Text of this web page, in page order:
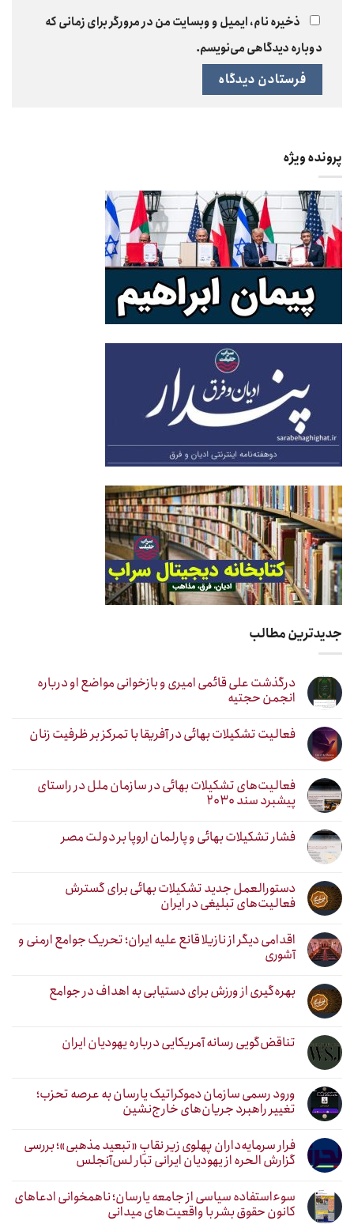
ذخیره نام، ایمیل و وبسایت من در مرورگر برای زمانی که
دوباره دیدگاهی می‌نویسم.
پرونده ویژه
جدیدترین مطالب
درگذشت علی قائمی امیری و بازخوانی مواضع او درباره
انجمن حجتیه
فعالیت تشکیلات بهائی در آفریقا با تمرکز بر ظرفیت زنان
فعالیت‌های تشکیلات بهائی در سازمان ملل در راستای
پیشبرد سند ۲۰۳۰
فشار تشکیلات بهائی و پارلمان اروپا بر دولت مصر
دستورالعمل جدید تشکیلات بهائی برای گسترش
فعالیت‌های تبلیغی در ایران
اقدامی دیگر از نازیلا قانع علیه ایران؛ تحریک جوامع ارمنی و
آشوری
بهره‌گیری از ورزش برای دستیابی به اهداف در جوامع
تناقض‌گویی رسانه آمریکایی درباره یهودیان ایران
ورود رسمی سازمان دموکراتیک یارسان به عرصه تحزب؛
تغییر راهبرد جریان‌های خارج‌نشین
فرار سرمایه‌داران پهلوی زیر نقابِ «تبعید مذهبی»؛ بررسی
گزارش الحره از یهودیان ایرانی تبار لس‌آنجلس
سوءاستفاده سیاسی از جامعه یارسان؛ ناهمخوانی ادعاهای
کانون حقوق بشر با واقعیت‌های میدانی